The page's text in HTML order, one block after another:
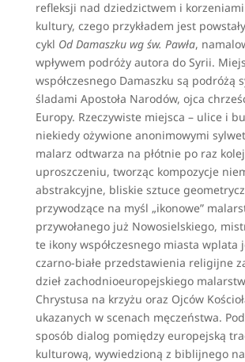
refleksji nad dziedzictwem i
kultury, czego przykładem jest
cykl Od Damaszku wg św. Pawła,
wpływem podróży autora do Syrii.
współczesnego Damaszku są podróżą
śladami Apostoła Narodów, ojca
Europy. Rzeczywiste miejsca – ulice i
niekiedy ożywione anonimowymi
malarz odtwarza na płótnie po raz
uproszczeniu, tworząc kompozycje
abstrakcyjne, bliskie sztuce
przywodzące na myśl „ikonowe”
przywołanego już Nowosielskiego,
te ikony współczesnego miasta wplata
czarno-białe przedstawienia religijne
dzieł zachodnioeuropejskiego
Chrystusa na krzyżu oraz Ojców
ukazanych w scenach męczeństwa.
sposób dialog pomiędzy europejską
kulturową, wywiedzioną z biblijnego